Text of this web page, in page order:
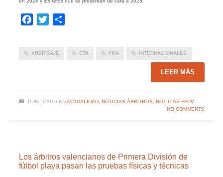
Facebook
Twitter
ARBITRAJE CTA FIFA INTERNACIONALES
LEER MÁS
PUBLICADO EN ACTUALIDAD, NOTICIAS ÁRBITROS, NOTICIAS FFCV
NO COMMENTS
Los árbitros valencianos de Primera División de
fútbol playa pasan las pruebas físicas y técnicas